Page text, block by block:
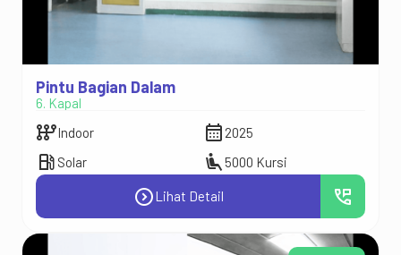
Pintu Bagian Dalam
6. Kapal
auto_transmissionIndoor calendar_month 2025
local_gas_station Solar airline_seat_recline_extra5000 Kursi
expand_circle_right Lihat Detail perm_phone_msg